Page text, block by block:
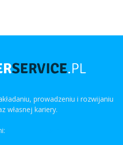
prowadzeniu i rozwijaniu
własnej kariery.